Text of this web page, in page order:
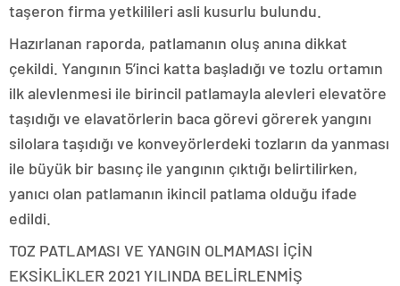
taşeron firma yetkilileri asli kusurlu bulundu.
Hazırlanan raporda, patlamanın oluş anına dikkat
çekildi. Yangının 5’inci katta başladığı ve tozlu ortamın
ilk alevlenmesi ile birincil patlamayla alevleri elevatöre
taşıdığı ve elavatörlerin baca görevi görerek yangını
silolara taşıdığı ve konveyörlerdeki tozların da yanması
ile büyük bir basınç ile yangının çıktığı belirtilirken,
yanıcı olan patlamanın ikincil patlama olduğu ifade
edildi.
TOZ PATLAMASI VE YANGIN OLMAMASI İÇİN
EKSİKLİKLER 2021 YILINDA BELİRLENMİŞ